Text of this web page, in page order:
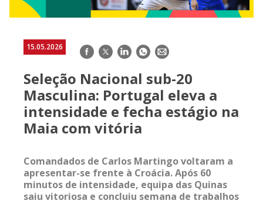
15.05.2026 Facebook
TwitterLinkedInWhatsApp
E-
Seleção Nacional sub-20
Masculina: Portugal eleva a
intensidade e fecha estágio na
Maia com vitória
Comandados de Carlos Martingo voltaram a
apresentar-se frente à Croácia. Após 60
minutos de intensidade, equipa das Quinas
saiu vitoriosa e concluiu semana de trabalhos